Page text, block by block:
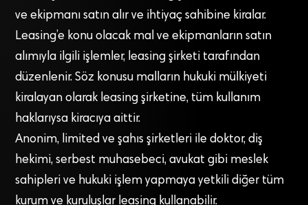
ve ekipmanı satın alır ve ihtiyaç sahibine kiralar.
Leasing’e konu olacak mal ve ekipmanların satın
alımıyla ilgili işlemler, leasing şirketi tarafından
düzenlenir. Söz konusu malların hukuki mülkiyeti
kiralayan olarak leasing şirketine, tüm kullanım
haklarıysa kiracıya aittir.
Anonim, limited ve şahıs şirketleri ile doktor, diş
hekimi, serbest muhasebeci, avukat gibi meslek
sahipleri ve hukuki işlem yapmaya yetkili diğer tüm
kurum ve kuruluşlar leasing kullanabilir.